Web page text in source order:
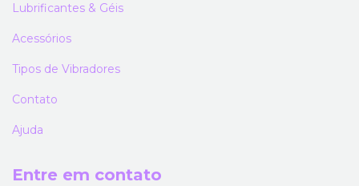
Lubrificantes & Géis
Acessórios
Tipos de Vibradores
Contato
Ajuda
Entre em contato